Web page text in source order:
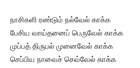
நாசிகளி ரண்டும் நல்வேல் காக்க
பேசிய வாய்தனைப் பெருவேல் காக்க
முப்பத் திருபல் முனைவேல் காக்க
செப்பிய நாவைச் செவ்வேல் காக்க